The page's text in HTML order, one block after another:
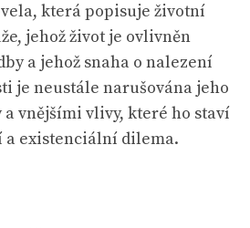
která popisuje životní
jehož život je ovlivněn
a jehož snaha o nalezení
je neustále narušována jeho
vnějšími vlivy, které ho staví
a existenciální dilema.